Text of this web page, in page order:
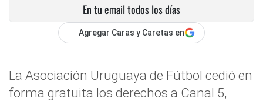
En tu email todos los días
Agregar Caras y Caretas en
La Asociación Uruguaya de Fútbol cedió en
forma gratuita los derechos a Canal 5,